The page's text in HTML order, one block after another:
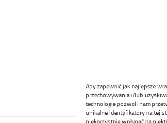
Aby zapewnić jak najlepsze
przechowywania i/lub
technologie pozwoli nam
unikalne identyfikatory na tej
niekorzystnie wpłynąć na